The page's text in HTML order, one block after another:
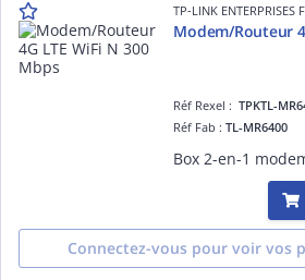
TP-LINK ENTERPRISES
Modem/Routeur
Réf Rexel :TPKTL-
Réf Fab :TL-MR6400
Connectez-vous pour voir vos